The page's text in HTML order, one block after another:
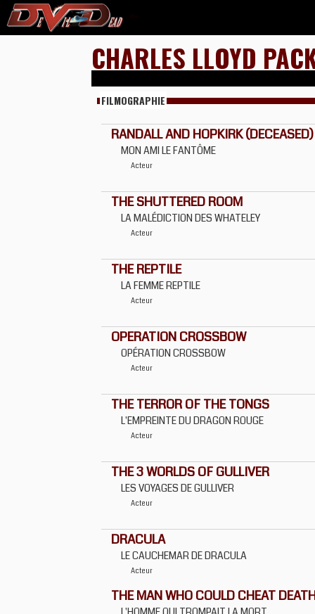
CHARLES LLOYD
FILMOGRAPHIE
RANDALL AND HOPKIRK
MON AMI LE FANTÔME
Acteur
THE SHUTTERED ROOM
LA MALÉDICTION DES WHATELEY
Acteur
THE REPTILE
LA FEMME REPTILE
Acteur
OPERATION CROSSBOW
OPÉRATION CROSSBOW
Acteur
THE TERROR OF THE TONGS
L'EMPREINTE DU DRAGON ROUGE
Acteur
THE 3 WORLDS OF GULLIVER
LES VOYAGES DE GULLIVER
Acteur
DRACULA
LE CAUCHEMAR DE DRACULA
Acteur
THE MAN WHO COULD CHEAT